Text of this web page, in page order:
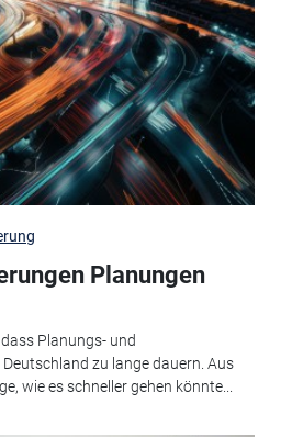
Planungen
Planungs- und
zu lange dauern. Aus
wie es schneller gehen könnte...